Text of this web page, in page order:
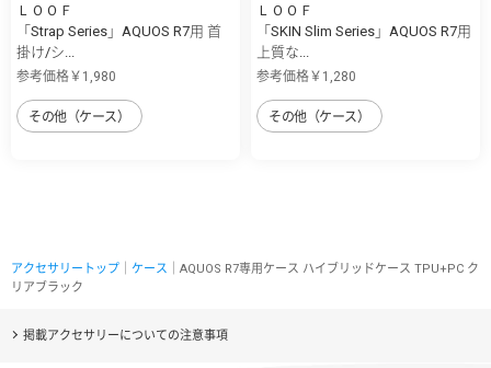
ＬＯＯＦ
「Strap Series」AQUOS R7用 首
掛け/シ...
参考価格￥1,980
その他（ケース）
ＬＯＯＦ
「SKIN Slim Series」AQUOS R7用
上質な...
参考価格￥1,280
その他（ケース）
アクセサリートップ ケース ｜AQUOS R7専用ケース ハイブリッドケース TPU+PC ク
リアブラック
掲載アクセサリーについての注意事項